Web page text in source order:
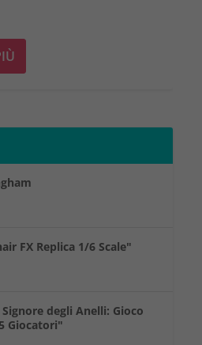
FX Replica 1/6 Scale"
degli Anelli: Gioco
Giocatori"